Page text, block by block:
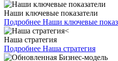
Наши ключевые показатели
Подробнее Наши ключевые
Наша стратегия
Подробнее Наша стратегия